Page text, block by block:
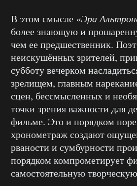
В этом смысле «Эра
более знающую и
чем ее предшественник.
неискушённых зрителей,
субботу вечерком
зрелищем, главным
сцен, бессмысленных и
точки зрения важности для
фильме. Это и порядком
хронометраж создают
рваности и сумбурности
порядком компрометирует
самостоятельную